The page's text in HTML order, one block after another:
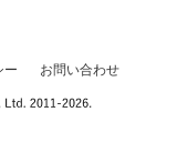
ー お問い合わせ